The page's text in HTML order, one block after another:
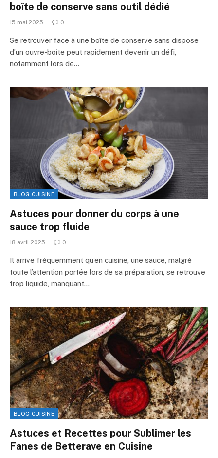
boîte de conserve sans outil dédié
15 mai 2025 0
Se retrouver face à une boîte de conserve sans dispose
d’un ouvre-boîte peut rapidement devenir un défi,
notamment lors de…
BLOG CUISINE
Astuces pour donner du corps à une
sauce trop fluide
18 avril 2025 0
Il arrive fréquemment qu’en cuisine, une sauce, malgré
toute l’attention portée lors de sa préparation, se retrouve
trop liquide, manquant…
BLOG CUISINE
Astuces et Recettes pour Sublimer les
Fanes de Betterave en Cuisine